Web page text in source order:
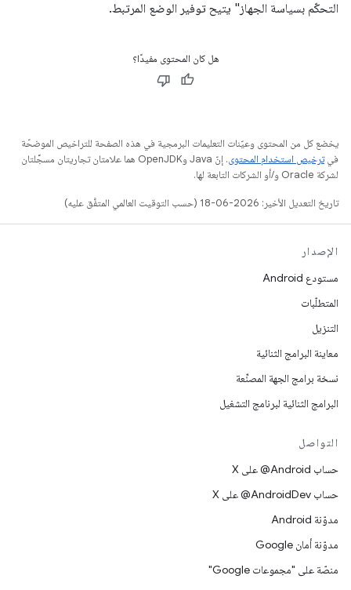
التحكّم بسياسة الجهاز" يتيح توفير الوضع المرتبط.
هل كان المحتوى مفيدًا؟
يخضع كل من المحتوى وعيّنات التعليمات البرمجية في هذه الصفحة للتراخيص الموضحّة
فيترخيص استخدام المحتوى
. إنّ Java وOpenJDK هما علامتان تجاريتان مسجَّلتان
لشركة Oracle و/أو الشركات التابعة لها.
تاريخ التعديل الأخير: 2026-06-18 (حسب التوقيت العالمي المتفَّق عليه)
الإصدار
مستودع Android
المتطلّبات
التنزيل
معاينة البرامج الثنائية
نسخة برامج الجهة المصنِّعة
البرامج الثنائية لبرنامج التشغيل
التواصل
حساب ‎@Android على X
حساب ‎@AndroidDev على X
مدوّنة Android
مدوّنة أمان Google
منصّة على "مجموعات Google"